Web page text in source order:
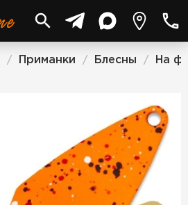
/ Приманки / Блесны / На